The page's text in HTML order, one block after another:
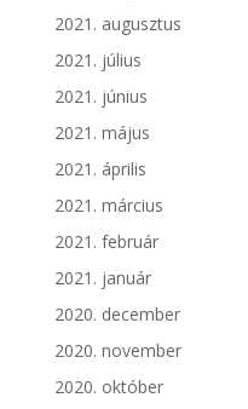
2021. augusztus
2021. július
2021. június
2021. május
2021. április
2021. március
2021. február
2021. január
2020. december
2020. november
2020. október